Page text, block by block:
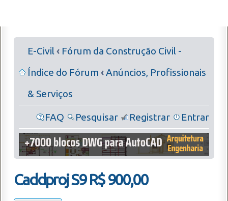
E-Civil‹ Fórum da Construção Civil -
Índice do Fórum ‹Anúncios, Profissionais
& Serviços
FAQ Pesquisar Registrar Entrar
Caddproj S9 R$ 900,00